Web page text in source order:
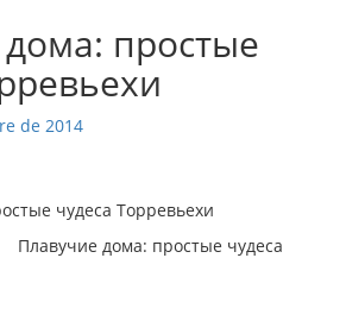
простые
de 2014
Плавучие дома: простые чудеса